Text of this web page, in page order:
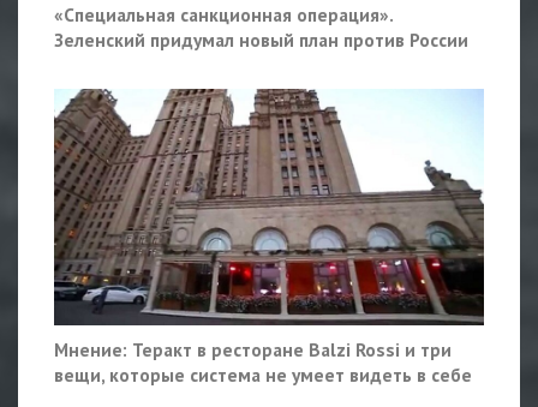
«Специальная санкционная операция».
Зеленский придумал новый план против России
Мнение: Теракт в ресторане Balzi Rossi и три
вещи, которые система не умеет видеть в себе